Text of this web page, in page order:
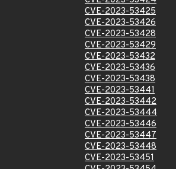
CVE-2023-53425
CVE-2023-53426
CVE-2023-53428
CVE-2023-53429
CVE-2023-53432
CVE-2023-53436
CVE-2023-53438
CVE-2023-53441
CVE-2023-53442
CVE-2023-53444
CVE-2023-53446
CVE-2023-53447
CVE-2023-53448
CVE-2023-53451